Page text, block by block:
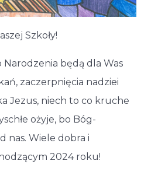
Szkoły!
Narodzenia będą dla Was
zaczerpnięcia nadziei
Jezus, niech to co kruche
ożyje, bo Bóg-
nas. Wiele dobra i
2024 roku!